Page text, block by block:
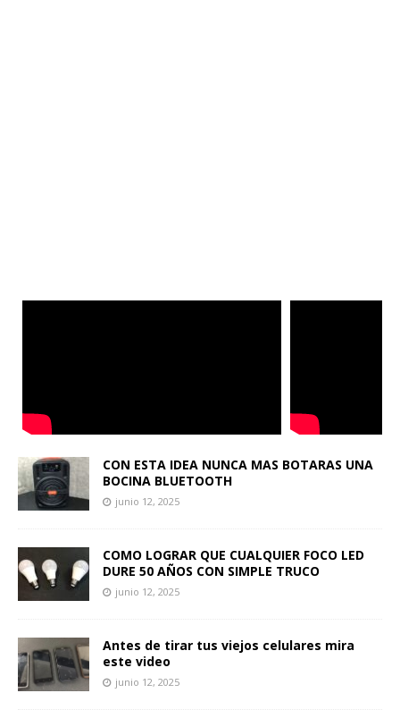
CON ESTA IDEA NUNCA MAS BOTARAS UNA
BOCINA BLUETOOTH
junio 12, 2025
COMO LOGRAR QUE CUALQUIER FOCO LED
DURE 50 AÑOS CON SIMPLE TRUCO
junio 12, 2025
Antes de tirar tus viejos celulares mira
este video
junio 12, 2025